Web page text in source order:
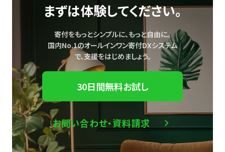
まずは体験してください。
寄付をもっとシンプルに、もっと自由に。
国内No.1のオールインワン寄付DXシステム
で、支援をはじめましょう。
30日間無料お試し
お問い合わせ・資料請求